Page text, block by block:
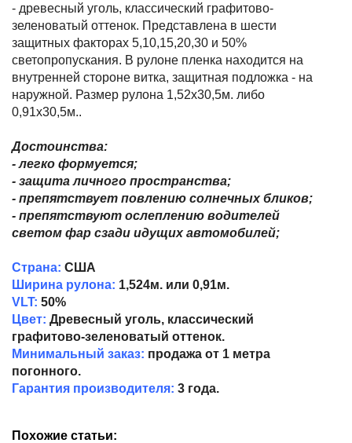
- древесный уголь, классический графитово-
зеленоватый оттенок. Представлена в шести
защитных факторах 5,10,15,20,30 и 50%
светопропускания. В рулоне пленка находится на
внутренней стороне витка, защитная подложка - на
наружной. Размер рулона 1,52x30,5м. либо
0,91x30,5м..
Достоинства:
- легко формуется;
- защита личного пространства;
- препятствует повлению солнечных бликов;
- препятствуют ослеплению водителей
светом фар сзади идущих автомобилей;
Страна: США
Ширина рулона: 1,524м. или 0,91м.
VLT: 50%
Цвет: Древесный уголь, классический
графитово-зеленоватый оттенок.
Минимальный заказ: продажа от 1 метра
погонного.
Гарантия производителя: 3 года.
Похожие статьи: